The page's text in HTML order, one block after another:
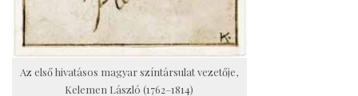
Az első hivatásos magyar színtársulat vezetője,
Kelemen László (1762–1814)